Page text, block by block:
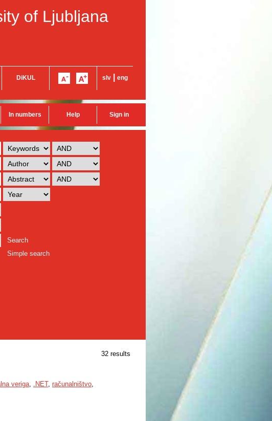
of Ljubljana
DiKUL slv eng
In numbers Help Sign in
Search
Simple search
32 results
veriga, .NET, računalništvo,